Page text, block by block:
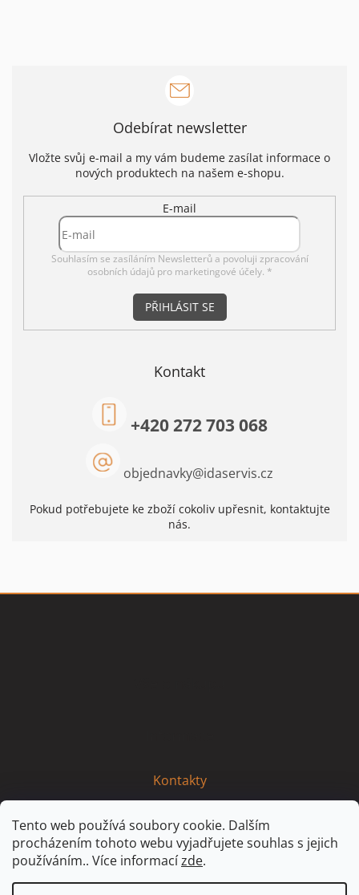
Tento web používá soubory cookie. Dalším
procházením tohoto webu vyjadřujete souhlas s jejich
používáním.. Více informacízde.
Odebírat newsletter
Vložte svůj e-mail a my vám budeme zasílat informace o
nových produktech na našem e-shopu.
E-mail
Souhlasím se zasíláním Newsletterů a povoluji zpracování
osobních údajů pro marketingové účely. *
PŘIHLÁSIT SE
Kontakt
objednavky@idaservis.cz
+420 272 703 068
Pokud potřebujete ke zboží cokoliv upřesnit, kontaktujte
nás.
Z
Kontakty